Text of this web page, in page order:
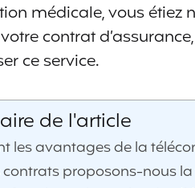
médicale, vous étiez
contrat
ce service.
de l'article
les avantages de la
contrats proposons-nous